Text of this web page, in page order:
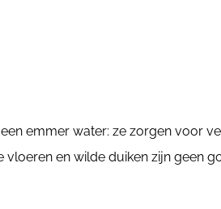
emmer water: ze zorgen voor
en wilde duiken zijn geen